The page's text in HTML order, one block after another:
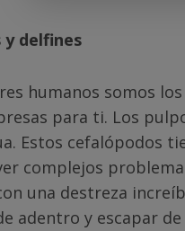
y delfines
humanos somos
para ti. Los
Estos cefalópodos
complejos
una destreza
adentro y escapar